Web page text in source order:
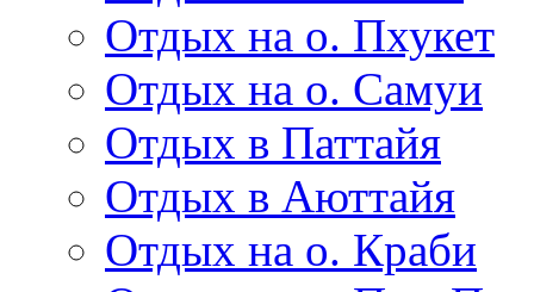
Отдых на о. Пхукет
Отдых на о. Самуи
Отдых в Паттайя
Отдых в Аюттайя
Отдых на о. Краби